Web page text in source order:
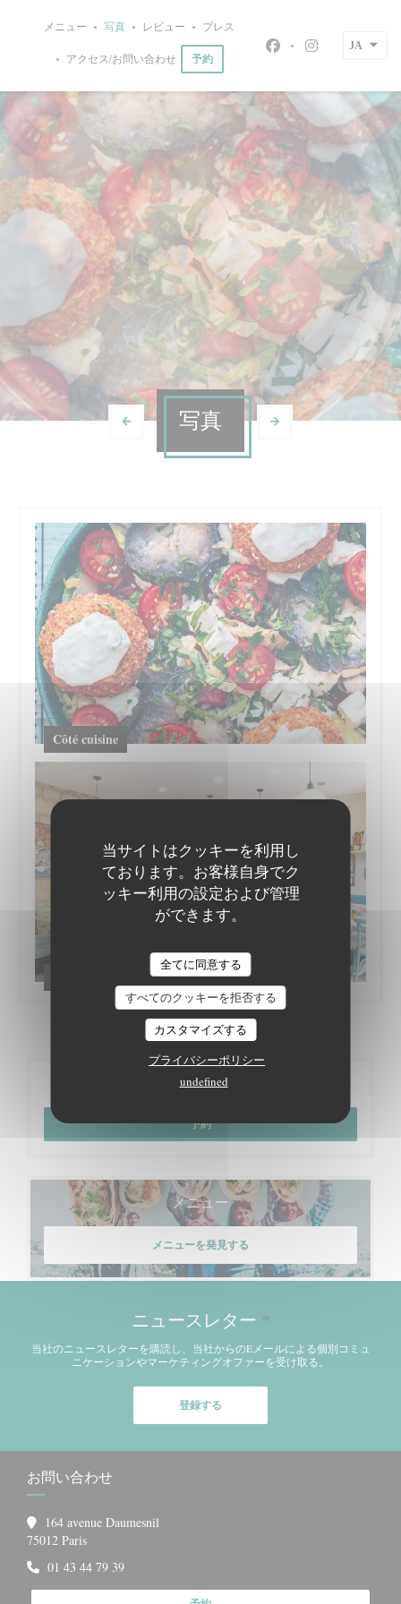
当サイトはクッキーを利用し
ております。お客様自身でク
ッキー利用の設定および管理
ができます。
全てに同意する
すべてのクッキーを拒否する
カスタマイズする
プライバシーポリシー
undefined
メニュー 写真 レビュー プレス
アクセス/お問い合わせ 予約 Facebook ((新しい
Instagram ((
JA
写真
Côté cuisine
ご予約
予約
メニュー
メニューを発見する
ニュースレター *
当社のニュースレターを購読し、当社からのEメールによる個別コミュ
ニケーションやマーケティングオファーを受け取る。
登録する
お問い合わせ
164 avenue Daumesnil
75012 Paris((新しいウィンドウで開きます))
01 43 44 79 39